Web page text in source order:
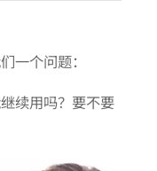
一个问题：
续用吗？要不要